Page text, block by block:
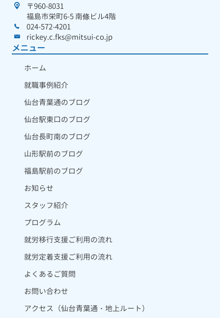
〒960-8031
福島市栄町6-5 南條ビル4階
024-572-4201
rickey.c.fks@mitsui-co.jp
メニュー
ホーム
就職事例紹介
仙台青葉通のブログ
仙台駅東口のブログ
仙台長町南のブログ
山形駅前のブログ
福島駅前のブログ
お知らせ
スタッフ紹介
プログラム
就労移行支援ご利用の流れ
就労定着支援ご利用の流れ
よくあるご質問
お問い合わせ
アクセス（仙台青葉通・地上ルート）